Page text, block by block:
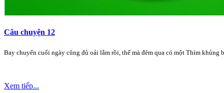
Câu chuyện 12
Bay chuyến cuối ngày cũng đủ oải lắm rồi, thế mà đêm qua có một Thím
Xem tiếp...